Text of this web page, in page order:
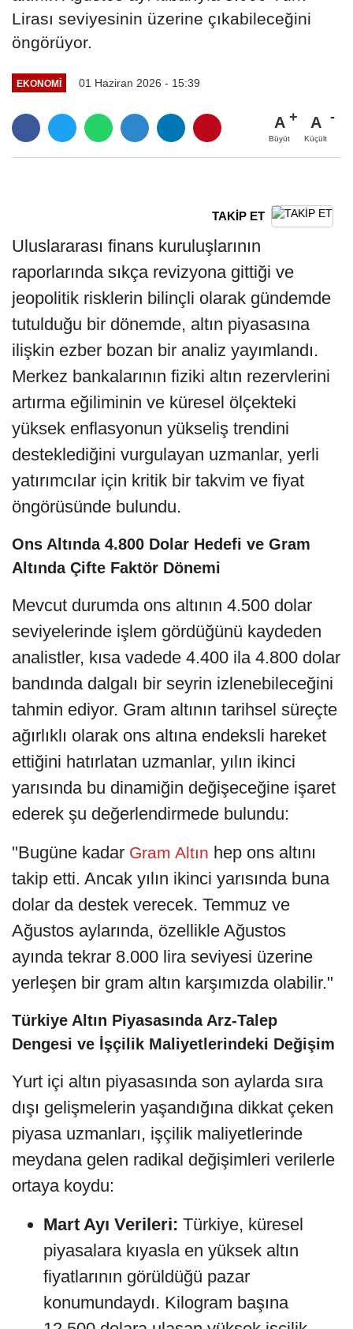
Lirası seviyesinin üzerine çıkabileceğini
öngörüyor.
EKONOMİ 01 Haziran 2026 - 15:39
A
Büyüt
A
Küçült
TAKİP ET
Uluslararası finans kuruluşlarının
raporlarında sıkça revizyona gittiği ve
jeopolitik risklerin bilinçli olarak gündemde
tutulduğu bir dönemde, altın piyasasına
ilişkin ezber bozan bir analiz yayımlandı.
Merkez bankalarının fiziki altın rezervlerini
artırma eğiliminin ve küresel ölçekteki
yüksek enflasyonun yükseliş trendini
desteklediğini vurgulayan uzmanlar, yerli
yatırımcılar için kritik bir takvim ve fiyat
öngörüsünde bulundu.
Ons Altında 4.800 Dolar Hedefi ve Gram
Altında Çifte Faktör Dönemi
Mevcut durumda ons altının 4.500 dolar
seviyelerinde işlem gördüğünü kaydeden
analistler, kısa vadede 4.400 ila 4.800 dolar
bandında dalgalı bir seyrin izlenebileceğini
tahmin ediyor. Gram altının tarihsel süreçte
ağırlıklı olarak ons altına endeksli hareket
ettiğini hatırlatan uzmanlar, yılın ikinci
yarısında bu dinamiğin değişeceğine işaret
ederek şu değerlendirmede bulundu:
"Bugüne kadar Gram Altın hep ons altını
takip etti. Ancak yılın ikinci yarısında buna
dolar da destek verecek. Temmuz ve
Ağustos aylarında, özellikle Ağustos
ayında tekrar 8.000 lira seviyesi üzerine
yerleşen bir gram altın karşımızda olabilir."
Türkiye Altın Piyasasında Arz-Talep
Dengesi ve İşçilik Maliyetlerindeki Değişim
Yurt içi altın piyasasında son aylarda sıra
dışı gelişmelerin yaşandığına dikkat çeken
piyasa uzmanları, işçilik maliyetlerinde
meydana gelen radikal değişimleri verilerle
ortaya koydu:
Mart Ayı Verileri: Türkiye, küresel
piyasalara kıyasla en yüksek altın
fiyatlarının görüldüğü pazar
konumundaydı. Kilogram başına